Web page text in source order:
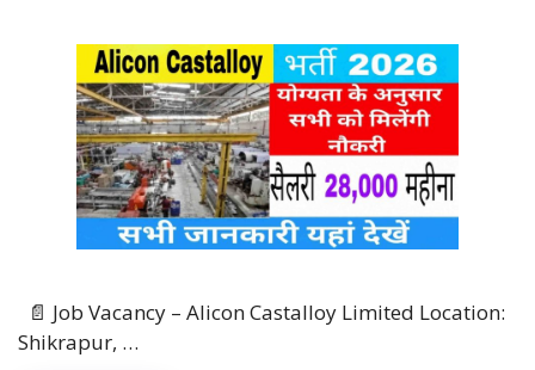
📄 Job Vacancy – Alicon Castalloy Limited Location:
Shikrapur, …